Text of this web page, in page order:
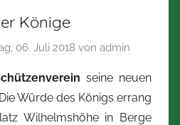
Könige
06. Juli 2018 von admin
seine neuen
Würde des Königs errang
Wilhelmshöhe in Berge